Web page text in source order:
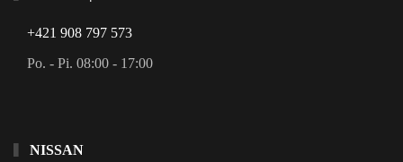
+421 908 797 573
Po. - Pi. 08:00 - 17:00
NISSAN